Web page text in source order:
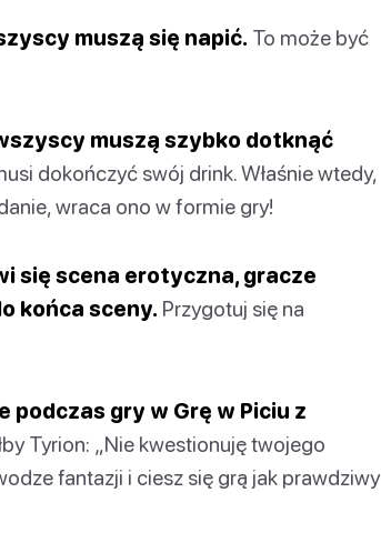
muszą się napić. To może być
muszą szybko dotknąć
dokończyć swój drink. Właśnie wtedy,
wraca ono w formie gry!
się scena erotyczna, gracze
końca sceny. Przygotuj się na
podczas gry w Grę w Piciu z
Tyrion: „Nie kwestionuję twojego
fantazji i ciesz się grą jak prawdziwy